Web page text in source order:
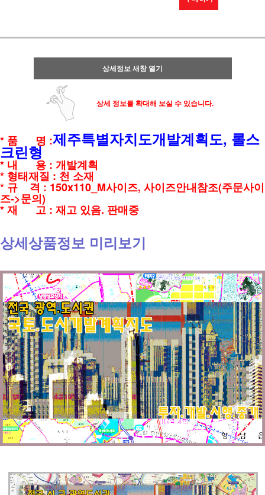
상세정보 새창 열기
상세 정보를 확대해 보실 수 있습니다.
* 품 명 :제주특별자치도개발계획도, 롤스
크린형
* 내 용 : 개발계획
* 형태재질 : 천 소재
* 규 격 : 150x110_M사이즈, 사이즈안내참조(주문사이
즈->문의)
* 재 고 : 재고 있음. 판매중
상세상품정보 미리보기